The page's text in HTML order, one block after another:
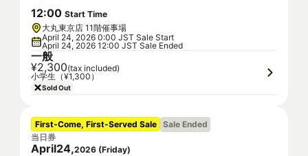
12:00 Start Time
大丸東京店 11階催事場
April 24, 2026 0:00 JST Sale Start
April 24, 2026 12:00 JST Sale Ended
一般
¥2,300(tax included)
小学生（¥1,300）
Sold Out
First-Come, First-Served Sale Sale Ended
当日券
April24,2026 (Friday)